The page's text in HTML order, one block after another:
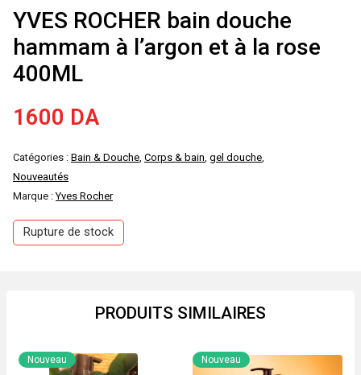
YVES ROCHER bain douche
hammam à l’argon et à la rose
400ML
1600 DA
Catégories : Bain & Douche, Corps & bain, gel douche,
Nouveautés
Marque :Yves Rocher
Rupture de stock
PRODUITS SIMILAIRES
Nouveau Nouveau